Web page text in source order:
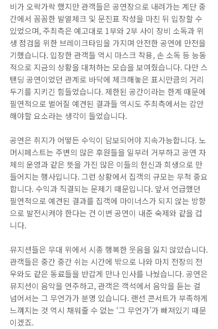
비가 오락가락 했지만 관객들은 공연장으로 내려가는 계단 중
간에서 꼼꼼한 발열체크 및 문진표 작성을 마친 뒤 입장할 수
있었으며, 주최측은 예고대로 1부와 2부 사이 장비 소독과 위
생 점검을 위한 브레이크타임을 가지며 안전한 공연에 만전을
기했습니다. 입장한 관객들 역시 마스크 착용, 손 소독 등 능동
적으로 지금의 상황을 대처하는 모습을 보여줬습니다. 다만 스
탠딩 공연이었던 관계로 바닥에 체크해놓은 표시만큼의 거리
두기를 지키긴 힘들었습니다. 제한된 공간이라는 한계 때문에
필연적으로 벌어질 예견된 결과들 역시도 주최측에서는 감안
해야할 요소라는 생각이 들었습니다.
공연은 취지가 어떻든 수익이 담보되어야 지속가능합니다. 노
머시페스트는 주변의 많은 후원들을 일부러 거부하고 공연 자
체의 운영과 같은 뜻을 가진 많은 이들의 헌신과 희생으로 만
들어지는 행사입니다. 그런 상황에서 집객의 규모는 무척 중요
합니다. 수익과 직결되는 문제기 때문입니다. 앞서 언급했던
필연적으로 예견된 결과를 집객에 마이너스가 되지 않는 방향
으로 발전시켜야 한다는 건 이번 공연이 내준 숙제와 같을 겁
니다.
뮤지션들은 무대 위에서 시종 행복한 웃음을 잃지 않았습니다.
관객들은 중간 중간 쉬는 시간에 밖으로 나와 마치 전장의 전
우와도 같은 동료들을 반갑게 만나 인사를 나눴습니다. 공연은
뮤지션이 음악을 연주하고, 관객은 객석에서 음악을 듣는 걸
넘어서는 그 무언가가 분명 있습니다. 랜선 콘서트가 부족하게
느껴지는 것 역시 채워줄 수 없는 ‘그 무언가’가 빠져있기 때문
이겠죠.